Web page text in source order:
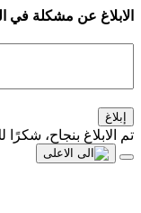
الابلاغ عن مشكلة في
إبلاغ
تم الابلاغ بنجاح، شكرًا